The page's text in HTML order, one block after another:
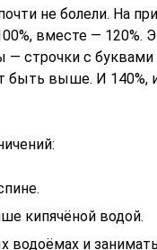
не болели. На
вместе — 120%.
строчки с буквами
быть выше. И 140%,
кипячёной водой.
водоёмах и